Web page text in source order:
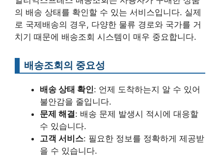
의 배송 상태를 확인할 수 있는 서비스입니다. 실제
로 국제배송의 경우, 다양한 물류 경로와 국가를 거
치기 때문에 배송조회 시스템이 매우 중요합니다.
배송조회의 중요성
배송 상태 확인: 언제 도착하는지 알 수 있어
불안감을 줄입니다.
문제 해결: 배송 문제 발생시 적시에 대응할
수 있습니다.
고객 서비스: 필요한 정보를 정확하게 제공받
을 수 있습니다.